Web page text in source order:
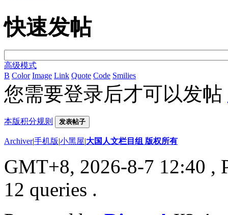
快速发帖
高级模式
B Color Image Link Quote Code Smilies
您需要登录后才可以发帖
本版积分规则 发表帖子
Archiver|手机版|小黑屋|大国人文栏目组 版权所有
GMT+8, 2026-8-7 12:40 ,
12 queries .